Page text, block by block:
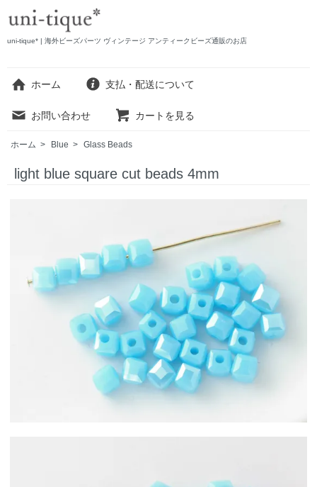
uni-tique* | 海外ビーズパーツ ヴィンテージ アンティークビーズ通販のお店
ホーム 支払・配送について
お問い合わせ カートを見る
ホーム > Blue > Glass Beads
light blue square cut beads 4mm